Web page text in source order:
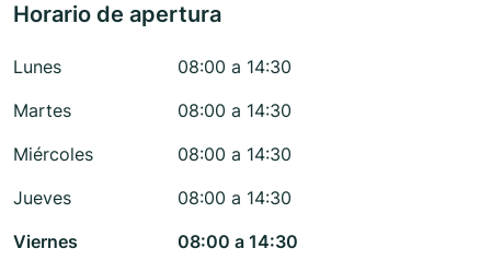
Horario de apertura
Lunes
08:00 a 14:30
Martes
08:00 a 14:30
Miércoles
08:00 a 14:30
Jueves
08:00 a 14:30
Viernes
08:00 a 14:30